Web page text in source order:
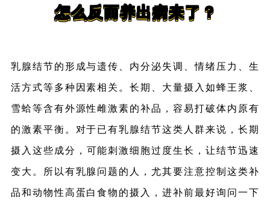
怎么反而养出病来了？
乳腺结节的形成与遗传、内分泌失调、情绪压力、生
活方式等多种因素相关。长期、大量摄入如蜂王浆、
雪蛤等含有外源性雌激素的补品，容易打破体内原有
的激素平衡。对于已有乳腺结节这类人群来说，长期
摄入这些成分， 可能刺激细胞过度生长，让结节迅速
变大。所以有乳腺问题的人，尤其要注意控制这类补
品和动物性高蛋白食物的摄入，进补前最好询问一下